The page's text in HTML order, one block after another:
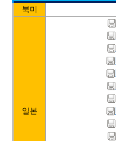
북미
일본